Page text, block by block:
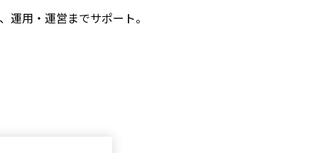
用・運営までサポート。